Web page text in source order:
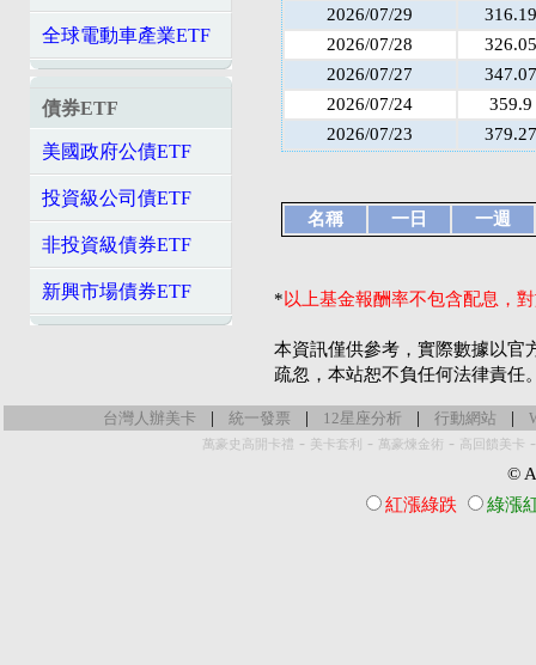
全球電動車產業ETF
債券ETF
美國政府公債ETF
投資級公司債ETF
非投資級債券ETF
新興市場債券ETF
2026/07/29
316.19
2026/07/28
326.05
2026/07/27
347.07
2026/07/24
359.9
2026/07/23
379.27
名稱 一日 一週
*以上基金報酬率不包含配息，
本資訊僅供參考，實際數據以官
疏忽，本站恕不負任何法律責任
台灣人辦美卡 | 統一發票 | 12星座分析 | 行動網站 |
萬豪史高開卡禮 - 美卡套利 - 萬豪煉金術 - 高回饋美卡
©
紅漲綠跌
綠漲